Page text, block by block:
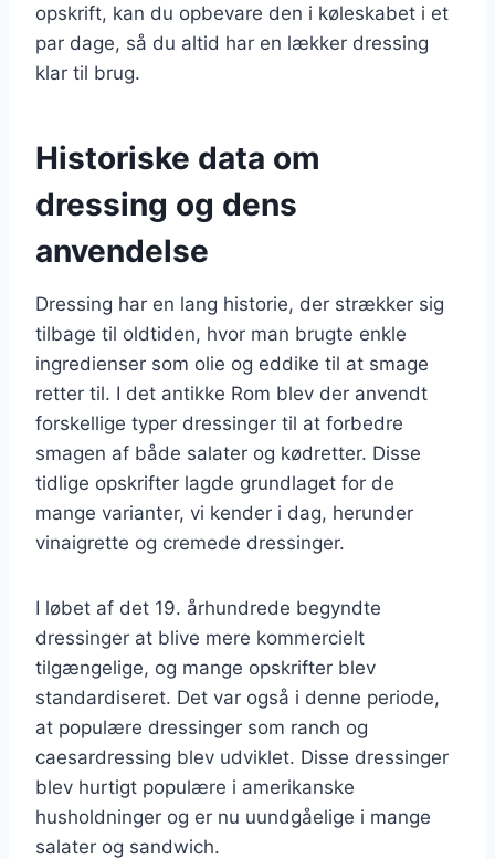
opskrift, kan du opbevare den i køleskabet i et
par dage, så du altid har en lækker dressing
klar til brug.
Historiske data om
dressing og dens
anvendelse
Dressing har en lang historie, der strækker sig
tilbage til oldtiden, hvor man brugte enkle
ingredienser som olie og eddike til at smage
retter til. I det antikke Rom blev der anvendt
forskellige typer dressinger til at forbedre
smagen af både salater og kødretter. Disse
tidlige opskrifter lagde grundlaget for de
mange varianter, vi kender i dag, herunder
vinaigrette og cremede dressinger.
I løbet af det 19. århundrede begyndte
dressinger at blive mere kommercielt
tilgængelige, og mange opskrifter blev
standardiseret. Det var også i denne periode,
at populære dressinger som ranch og
caesardressing blev udviklet. Disse dressinger
blev hurtigt populære i amerikanske
husholdninger og er nu uundgåelige i mange
salater og sandwich.